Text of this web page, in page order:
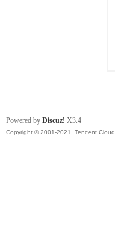
Powered by Discuz! X3.4
Copyright © 2001-2021, Tencent Cloud.